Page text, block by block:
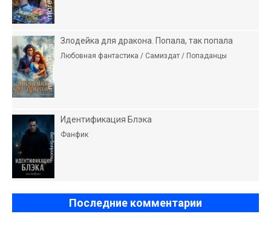
Злодейка для дракона. Попала, так попала
Любовная фантастика / Самиздат / Попаданцы
Идентификация Блэка
Фанфик
Последние комментарии